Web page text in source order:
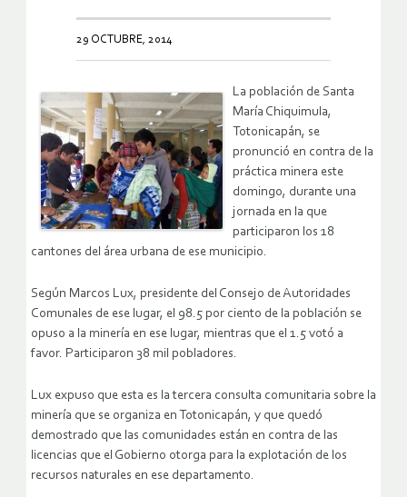
29 OCTUBRE, 2014
La población de Santa
María Chiquimula,
Totonicapán, se
pronunció en contra de la
práctica minera este
domingo, durante una
jornada en la que
participaron los 18
cantones del área urbana de ese municipio.
Según Marcos Lux, presidente del Consejo de Autoridades
Comunales de ese lugar, el 98.5 por ciento de la población se
opuso a la minería en ese lugar, mientras que el 1.5 votó a
favor. Participaron 38 mil pobladores.
Lux expuso que esta es la tercera consulta comunitaria sobre la
minería que se organiza en Totonicapán, y que quedó
demostrado que las comunidades están en contra de las
licencias que el Gobierno otorga para la explotación de los
recursos naturales en ese departamento.